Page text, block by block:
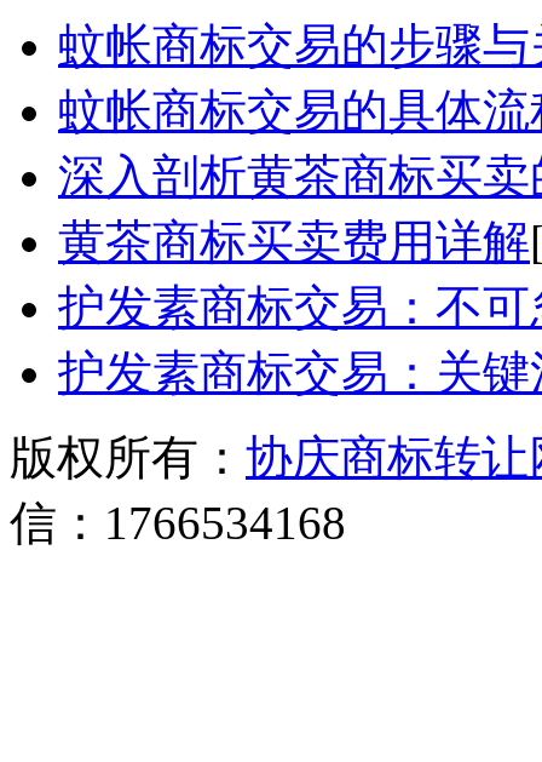
蚊帐商标交易的步骤
蚊帐商标交易的具体
深入剖析黄茶商标买
黄茶商标买卖费用详解
护发素商标交易：不
护发素商标交易：关
版权所有： 协庆商标转让
信：1766534168